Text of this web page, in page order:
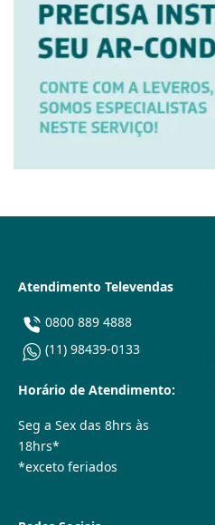
Atendimento Televendas
0800 889 4888
(11) 98439-0133
Horário de Atendimento:
Seg a Sex das 8hrs às
18hrs*
*exceto feriados